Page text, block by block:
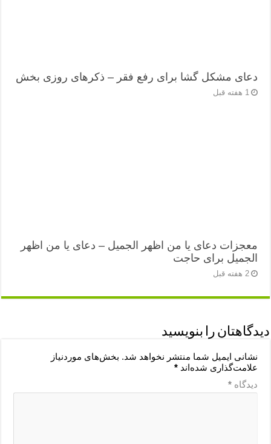
دعای مشکل گشا برای رفع فقر – ذکرهای روزی‌ بخش
1 هفته قبل
معجزات دعای یا من اظهر الجمیل – دعای یا من اظهر
الجمیل برای حاجت
2 هفته قبل
دیدگاهتان را بنویسید
نشانی ایمیل شما منتشر نخواهد شد. بخش‌های موردنیاز
علامت‌گذاری شده‌اند*
دیدگاه*